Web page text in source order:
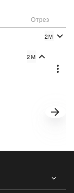
Отрез
2М
2М